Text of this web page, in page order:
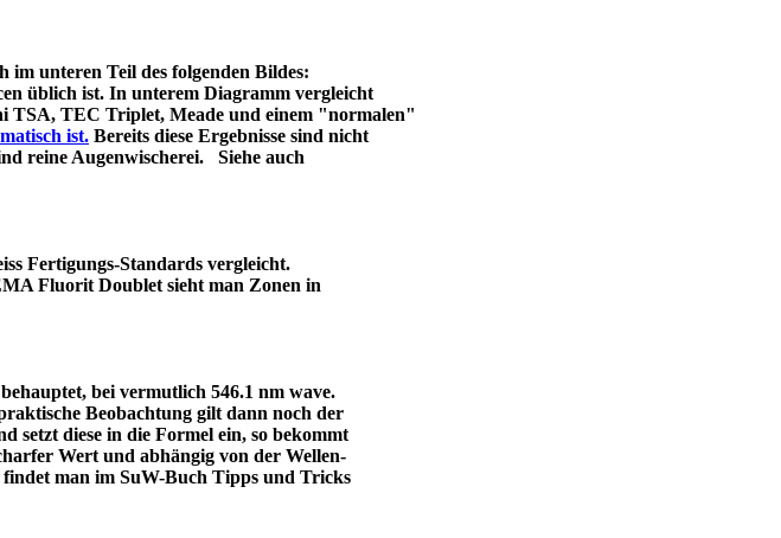
im unteren Teil des folgenden Bildes:
üblich ist. In unterem Diagramm vergleicht
TSA, TEC Triplet, Meade und einem "normalen"
ist. Bereits diese Ergebnisse sind nicht
reine Augenwischerei. Siehe auch
Fertigungs-Standards vergleicht.
Fluorit Doublet sieht man Zonen in
bei vermutlich 546.1 nm wave.
Beobachtung gilt dann noch der
setzt diese in die Formel ein, so bekommt
Wert und abhängig von der Wellen-
man im SuW-Buch Tipps und Tricks